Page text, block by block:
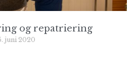
og repatriering
juni 2020